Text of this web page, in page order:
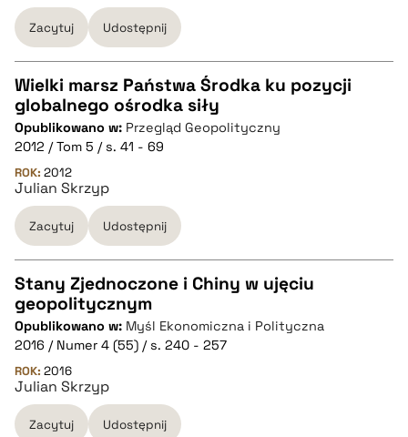
Zacytuj Udostępnij
CZYSTY TEKST
pobierz cytat
BIBTEX
pobierz cytat
Wielki marsz Państwa Środka ku pozycji
globalnego ośrodka siły
Opublikowano w: Przegląd Geopolityczny
2012 / Tom 5 / s. 41 - 69
ROK: 2012
Julian Skrzyp
Zacytuj Udostępnij
CZYSTY TEKST
pobierz cytat
BIBTEX
Stany Zjednoczone i Chiny w ujęciu
geopolitycznym
Opublikowano w: Myśl Ekonomiczna i Polityczna
2016 / Numer 4 (55) / s. 240 - 257
ROK: 2016
Julian Skrzyp
Zacytuj Udostępnij